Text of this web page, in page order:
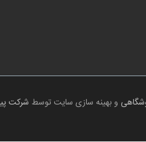
و بهینه سازی سایت توسط شرکت